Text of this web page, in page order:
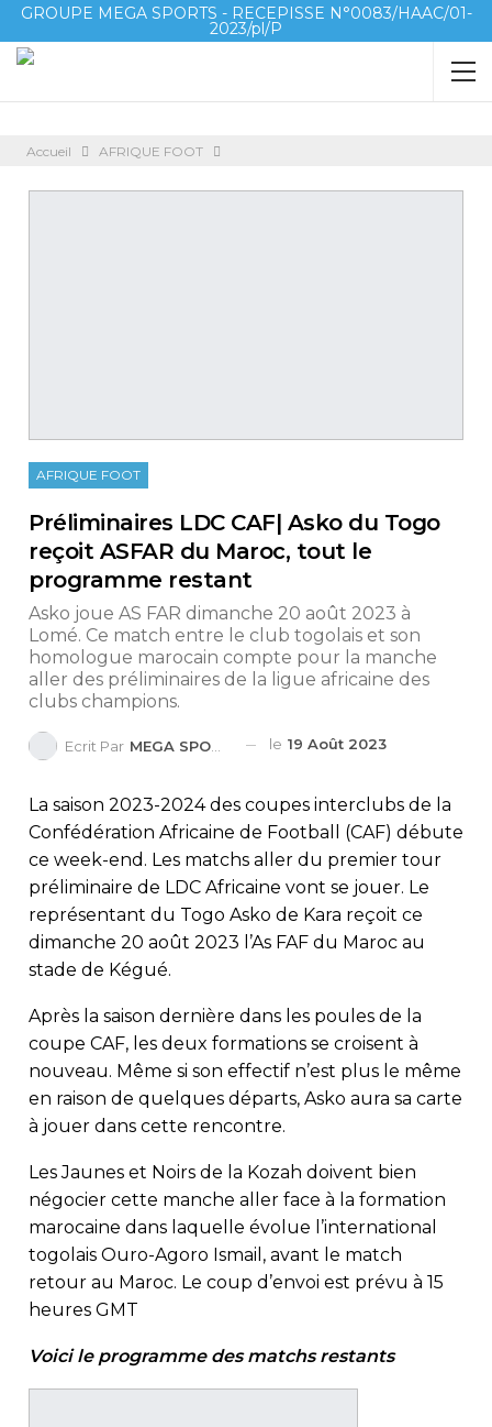
GROUPE MEGA SPORTS - RECEPISSE N°0083/HAAC/01-
2023/pl/P
Accueil AFRIQUE FOOT
AFRIQUE FOOT
Préliminaires LDC CAF| Asko du Togo
reçoit ASFAR du Maroc, tout le
programme restant
Asko joue AS FAR dimanche 20 août 2023 à
Lomé. Ce match entre le club togolais et son
homologue marocain compte pour la manche
aller des préliminaires de la ligue africaine des
clubs champions.
Ecrit Par MEGA SPORTS le 19 Août 2023
La saison 2023-2024 des coupes interclubs de la
Confédération Africaine de Football (CAF) débute
ce week-end. Les matchs aller du premier tour
préliminaire de LDC Africaine vont se jouer. Le
représentant du Togo Asko de Kara reçoit ce
dimanche 20 août 2023 l’As FAF du Maroc au
stade de Kégué.
Après la saison dernière dans les poules de la
coupe CAF, les deux formations se croisent à
nouveau. Même si son effectif n’est plus le même
en raison de quelques départs, Asko aura sa carte
à jouer dans cette rencontre.
Les Jaunes et Noirs de la Kozah doivent bien
négocier cette manche aller face à la formation
marocaine dans laquelle évolue l’international
togolais Ouro-Agoro Ismail, avant le match
retour au Maroc. Le coup d’envoi est prévu à 15
heures GMT
Voici le programme des matchs restants